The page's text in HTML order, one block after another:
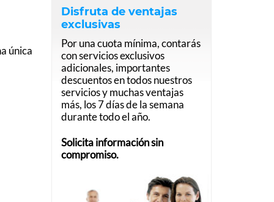
única
Disfruta de ventajas
exclusivas
Por una cuota mínima, contarás
con servicios exclusivos
adicionales, importantes
descuentos en todos nuestros
servicios y muchas ventajas
más, los 7 días de la semana
durante todo el año.
Solicita información sin
compromiso.